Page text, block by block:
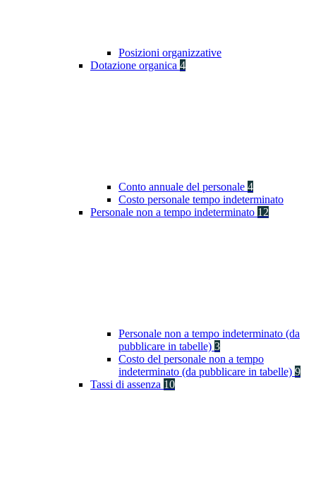
Posizioni organizzative
Dotazione organica 4
Conto annuale del personale 4
Costo personale tempo indeterminato
Personale non a tempo indeterminato 12
Personale non a tempo indeterminato (da
pubblicare in tabelle) 3
Costo del personale non a tempo
indeterminato (da pubblicare in tabelle) 9
Tassi di assenza 10